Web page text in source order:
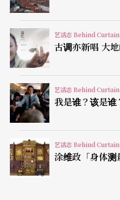
们解决几乎所有的表演问题
剧本，光凭这六个问题就足
根的表演方法看似老套无新
夫斯基的表演体系，有历久
地实践后才能感受到效果，
著阅读不会有任何的帮助。
环境里，著实要感谢陈佳穗
作带到大家的面前。
在阅读的过程中被鼓舞了
艺活志 Behind Curtain
古调亦新唱 大
艺活志 Behind Curtain
我是谁？该是谁
艺活志 Behind Curtain
涂维政「身体